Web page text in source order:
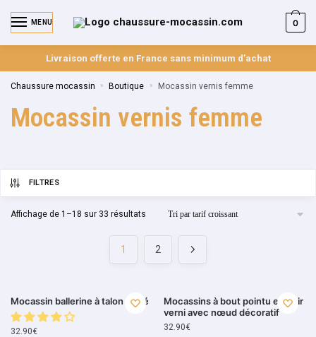
MENU 0
Livraison offerte en France sans minimum d’achat
Chaussure mocassin » Boutique » Mocassin vernis femme
Mocassin vernis femme
FILTRES
Affichage de 1–18 sur 33 résultats
1 2
Mocassin ballerine à talon carré
32.90€
Mocassins à bout pointu en cuir
verni avec nœud décoratif
32.90€